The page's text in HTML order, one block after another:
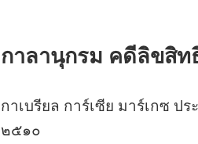
กาลานุกรม คดีลิขสิท
กาเบรียล การ์เซีย มาร์เกซ ปร
๒๕๑๐